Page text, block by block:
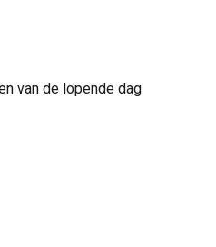
van de lopende dag